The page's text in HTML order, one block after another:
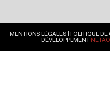
MENTIONS LÉGALES POLITIQUE
DÉVELOPPEMENT NETAO